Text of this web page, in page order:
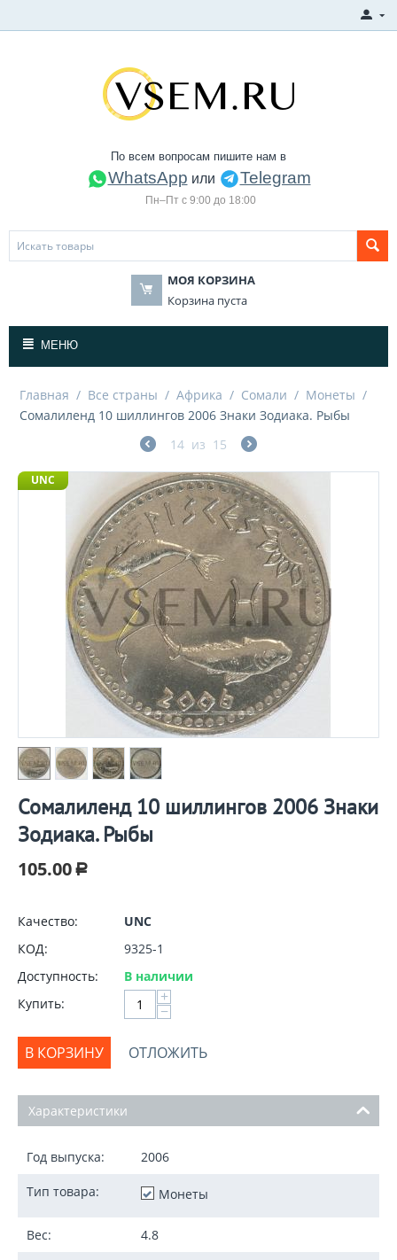
По всем вопросам пишите нам в
WhatsApp или Telegram
Пн–Пт с 9:00 до 18:00
МОЯ КОРЗИНА
Корзина пуста
МЕНЮ
Главная / Все страны / Африка / Сомали / Монеты /
Сомалиленд 10 шиллингов 2006 Знаки Зодиака. Рыбы
14 из 15
UNC
Сомалиленд 10 шиллингов 2006 Знаки
Зодиака. Рыбы
105.00 Р
Качество:
UNC
КОД:
9325-1
Доступность:
В наличии
Купить:
+
−
В КОРЗИНУ ОТЛОЖИТЬ
Характеристики
Год выпуска: 2006
Тип товара: Монеты
Вес: 4.8